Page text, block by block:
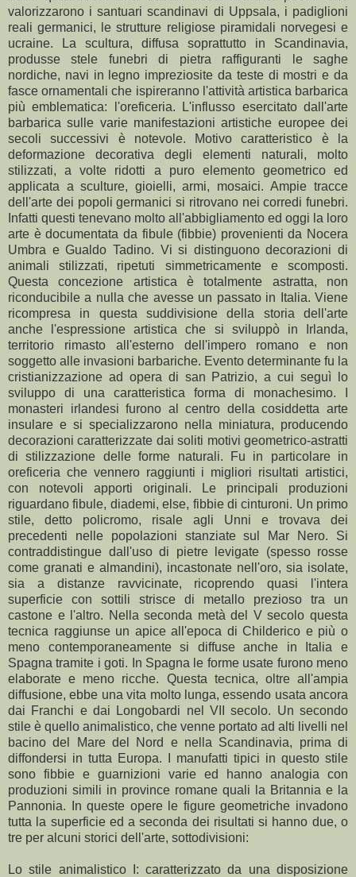
valorizzarono i santuari scandinavi di Uppsala, i padiglioni
reali germanici, le strutture religiose piramidali norvegesi e
ucraine. La scultura, diffusa soprattutto in Scandinavia,
produsse stele funebri di pietra raffiguranti le saghe
nordiche, navi in legno impreziosite da teste di mostri e da
fasce ornamentali che ispireranno l'attività artistica barbarica
più emblematica: l'oreficeria. L'influsso esercitato dall'arte
barbarica sulle varie manifestazioni artistiche europee dei
secoli successivi è notevole. Motivo caratteristico è la
deformazione decorativa degli elementi naturali, molto
stilizzati, a volte ridotti a puro elemento geometrico ed
applicata a sculture, gioielli, armi, mosaici. Ampie tracce
dell'arte dei popoli germanici si ritrovano nei corredi funebri.
Infatti questi tenevano molto all'abbigliamento ed oggi la loro
arte è documentata da fibule (fibbie) provenienti da Nocera
Umbra e Gualdo Tadino. Vi si distinguono decorazioni di
animali stilizzati, ripetuti simmetricamente e scomposti.
Questa concezione artistica è totalmente astratta, non
riconducibile a nulla che avesse un passato in Italia. Viene
ricompresa in questa suddivisione della storia dell'arte
anche l'espressione artistica che si sviluppò in Irlanda,
territorio rimasto all'esterno dell'impero romano e non
soggetto alle invasioni barbariche. Evento determinante fu la
cristianizzazione ad opera di san Patrizio, a cui seguì lo
sviluppo di una caratteristica forma di monachesimo. I
monasteri irlandesi furono al centro della cosiddetta arte
insulare e si specializzarono nella miniatura, producendo
decorazioni caratterizzate dai soliti motivi geometrico-astratti
di stilizzazione delle forme naturali. Fu in particolare in
oreficeria che vennero raggiunti i migliori risultati artistici,
con notevoli apporti originali. Le principali produzioni
riguardano fibule, diademi, else, fibbie di cinturoni. Un primo
stile, detto policromo, risale agli Unni e trovava dei
precedenti nelle popolazioni stanziate sul Mar Nero. Si
contraddistingue dall'uso di pietre levigate (spesso rosse
come granati e almandini), incastonate nell'oro, sia isolate,
sia a distanze ravvicinate, ricoprendo quasi l'intera
superficie con sottili strisce di metallo prezioso tra un
castone e l'altro. Nella seconda metà del V secolo questa
tecnica raggiunse un apice all'epoca di Childerico e più o
meno contemporaneamente si diffuse anche in Italia e
Spagna tramite i goti. In Spagna le forme usate furono meno
elaborate e meno ricche. Questa tecnica, oltre all'ampia
diffusione, ebbe una vita molto lunga, essendo usata ancora
dai Franchi e dai Longobardi nel VII secolo. Un secondo
stile è quello animalistico, che venne portato ad alti livelli nel
bacino del Mare del Nord e nella Scandinavia, prima di
diffondersi in tutta Europa. I manufatti tipici in questo stile
sono fibbie e guarnizioni varie ed hanno analogia con
produzioni simili in province romane quali la Britannia e la
Pannonia. In queste opere le figure geometriche invadono
tutta la superficie ed a seconda dei risultati si hanno due, o
tre per alcuni storici dell'arte, sottodivisioni:
Lo stile animalistico I: caratterizzato da una disposizione